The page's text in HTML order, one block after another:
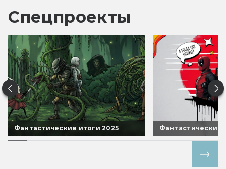
Спецпроекты
Фантастические итоги 2025 Фантастические